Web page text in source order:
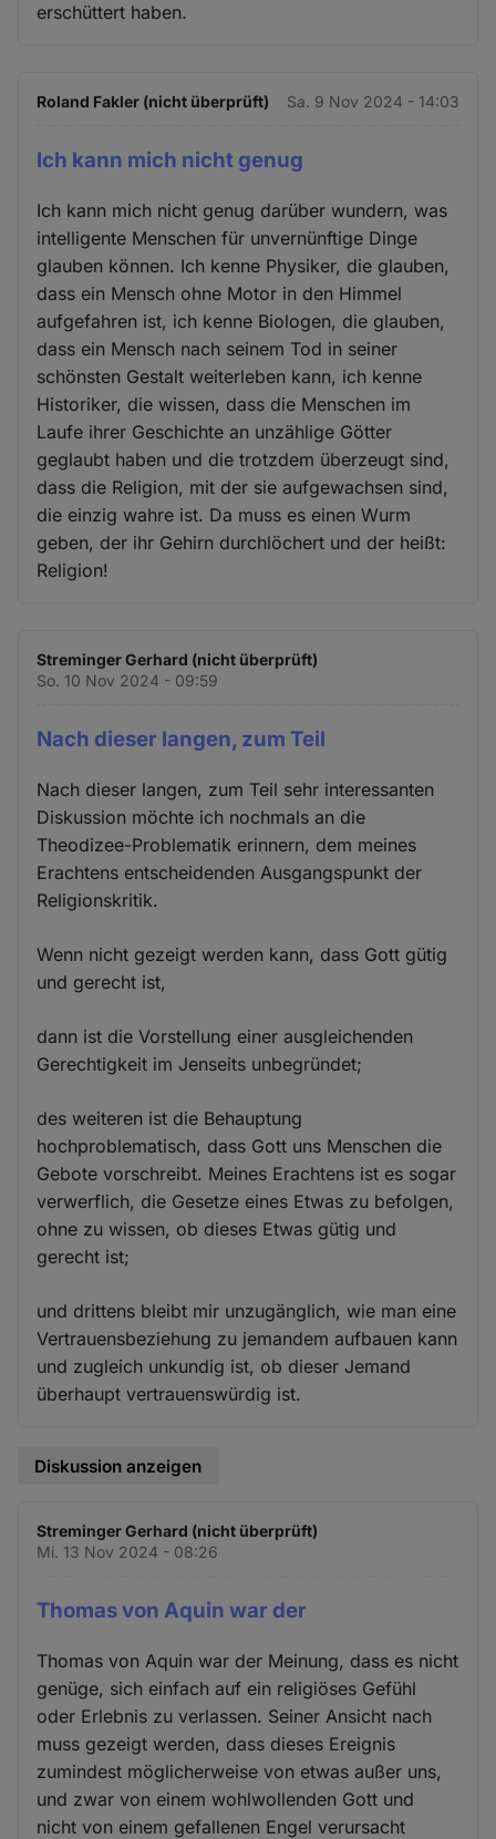
erschüttert haben.
Roland Fakler (nicht überprüft) Sa. 9 Nov 2024 - 14:03
Ich kann mich nicht genug
Ich kann mich nicht genug darüber wundern, was
intelligente Menschen für unvernünftige Dinge
glauben können. Ich kenne Physiker, die glauben,
dass ein Mensch ohne Motor in den Himmel
aufgefahren ist, ich kenne Biologen, die glauben,
dass ein Mensch nach seinem Tod in seiner
schönsten Gestalt weiterleben kann, ich kenne
Historiker, die wissen, dass die Menschen im
Laufe ihrer Geschichte an unzählige Götter
geglaubt haben und die trotzdem überzeugt sind,
dass die Religion, mit der sie aufgewachsen sind,
die einzig wahre ist. Da muss es einen Wurm
geben, der ihr Gehirn durchlöchert und der heißt:
Religion!
Streminger Gerhard (nicht überprüft)
So. 10 Nov 2024 - 09:59
Nach dieser langen, zum Teil
Nach dieser langen, zum Teil sehr interessanten
Diskussion möchte ich nochmals an die
Theodizee-Problematik erinnern, dem meines
Erachtens entscheidenden Ausgangspunkt der
Religionskritik.
Wenn nicht gezeigt werden kann, dass Gott gütig
und gerecht ist,
dann ist die Vorstellung einer ausgleichenden
Gerechtigkeit im Jenseits unbegründet;
des weiteren ist die Behauptung
hochproblematisch, dass Gott uns Menschen die
Gebote vorschreibt. Meines Erachtens ist es sogar
verwerflich, die Gesetze eines Etwas zu befolgen,
ohne zu wissen, ob dieses Etwas gütig und
gerecht ist;
und drittens bleibt mir unzugänglich, wie man eine
Vertrauensbeziehung zu jemandem aufbauen kann
und zugleich unkundig ist, ob dieser Jemand
überhaupt vertrauenswürdig ist.
Diskussion anzeigen
Streminger Gerhard (nicht überprüft)
Mi. 13 Nov 2024 - 08:26
Thomas von Aquin war der
Thomas von Aquin war der Meinung, dass es nicht
genüge, sich einfach auf ein religiöses Gefühl
oder Erlebnis zu verlassen. Seiner Ansicht nach
muss gezeigt werden, dass dieses Ereignis
zumindest möglicherweise von etwas außer uns,
und zwar von einem wohlwollenden Gott und
nicht von einem gefallenen Engel verursacht
und